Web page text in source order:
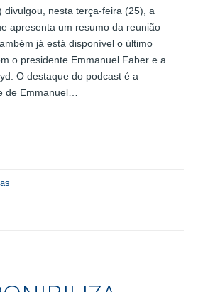
divulgou, nesta terça-feira (25), a
apresenta um resumo da reunião
já está disponível o último
o presidente Emmanuel Faber e a
O destaque do podcast é a
de Emmanuel…